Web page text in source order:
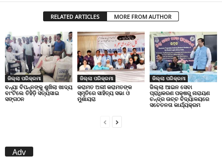
RELATED ARTICLES MORE FROM AUTHOR
ଜିଲ୍ଲା ପରିକ୍ରମା
ବନ୍ୟା ବିପନ୍ନଙ୍କୁ ଶୁଖିଲା ଖାଦ୍ୟ
ବାଂଟିଲେ ତିହିଡି଼ ସତ୍ୟସାଇ
ସଙ୍ଗଠନ
ଜିଲ୍ଲା ପରିକ୍ରମା
କରାମତ ଅଲୀ କରାମତଙ୍କ
ସ୍ମୃତିରେ ସାହିତ୍ୟ ସଭା ଓ
ମୁଶାୟରା
ଜିଲ୍ଲା ପରିକ୍ରମା
ଜିଲ୍ଲା ଆଇନ ସେବା
ପ୍ରାଧିକରଣ ପକ୍ଷରୁ ନାରାୟଣ
ଚନ୍ଦ୍ର ଉଚ୍ଚ ବିଦ୍ୟାଳୟରେ
ସଚେତନତା କାର୍ଯ୍ୟକ୍ରମ
Adv